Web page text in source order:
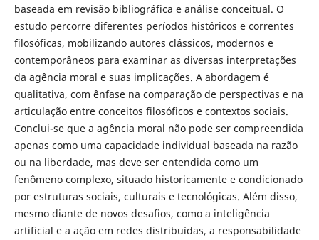
baseada em revisão bibliográfica e análise conceitual. O
estudo percorre diferentes períodos históricos e correntes
filosóficas, mobilizando autores clássicos, modernos e
contemporâneos para examinar as diversas interpretações
da agência moral e suas implicações. A abordagem é
qualitativa, com ênfase na comparação de perspectivas e na
articulação entre conceitos filosóficos e contextos sociais.
Conclui-se que a agência moral não pode ser compreendida
apenas como uma capacidade individual baseada na razão
ou na liberdade, mas deve ser entendida como um
fenômeno complexo, situado historicamente e condicionado
por estruturas sociais, culturais e tecnológicas. Além disso,
mesmo diante de novos desafios, como a inteligência
artificial e a ação em redes distribuídas, a responsabilidade